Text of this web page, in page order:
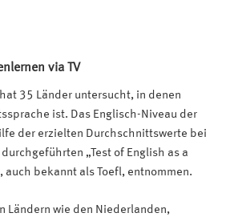
via TV
35 Länder untersucht, in denen
ist. Das Englisch-Niveau der
der erzielten Durchschnittswerte bei
„Test of English as a
auch bekannt als Toefl, entnommen.
Ländern wie den Niederlanden,